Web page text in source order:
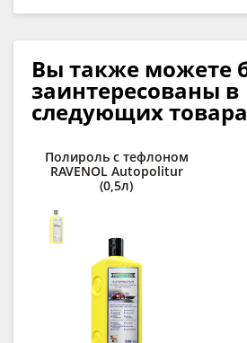
Вы также можете
заинтересованы в
следующих
Полироль с тефлоном
RAVENOL Autopolitur
(0,5л)